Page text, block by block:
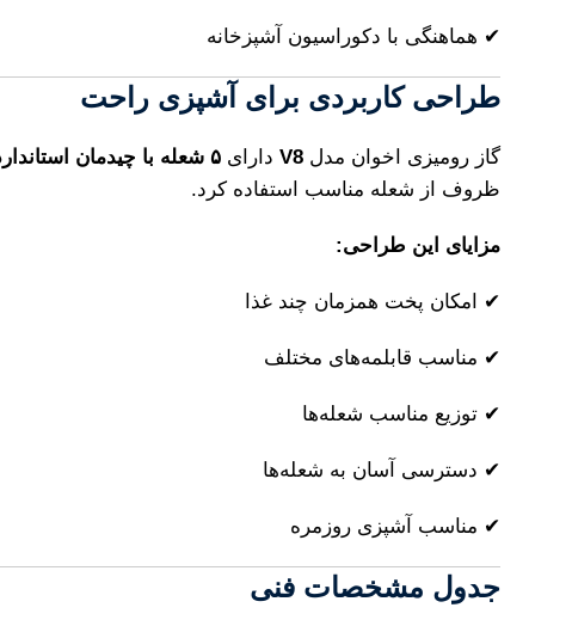
✔ هماهنگی با دکوراسیون آشپزخانه
طراحی کاربردی برای آشپزی راحت
گاز رومیزی اخوان مدل V8 دارای ۵ شعله با چیدمان استاندارد
ظروف از شعله مناسب استفاده کرد.
مزایای این طراحی:
✔ امکان پخت همزمان چند غذا
✔ مناسب قابلمه‌های مختلف
✔ توزیع مناسب شعله‌ها
✔ دسترسی آسان به شعله‌ها
✔ مناسب آشپزی روزمره
جدول مشخصات فنی